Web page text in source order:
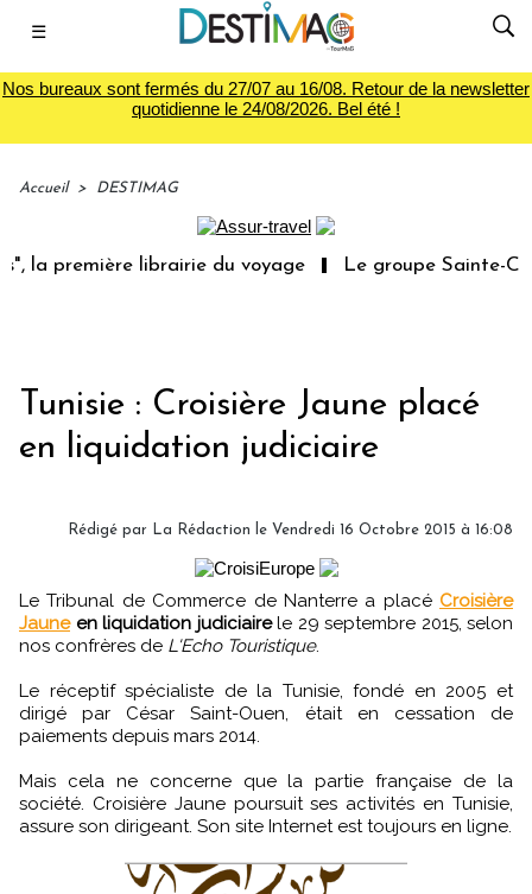
☰
Nos bureaux sont fermés du 27/07 au 16/08. Retour de la newsletter
quotidienne le 24/08/2026. Bel été !
Accueil > DESTIMAG
la première librairie du voyage Le groupe Sainte-
Tunisie : Croisière Jaune placé
en liquidation judiciaire
Rédigé par La Rédaction le Vendredi 16 Octobre 2015 à 16:08
Le Tribunal de Commerce de Nanterre a placé Croisière
Jaune en liquidation judiciairele 29 septembre 2015, selon
nos confrères de L'Echo Touristique.
Le réceptif spécialiste de la Tunisie, fondé en 2005 et
dirigé par César Saint-Ouen, était en cessation de
paiements depuis mars 2014.
Mais cela ne concerne que la partie française de la
société. Croisière Jaune poursuit ses activités en Tunisie,
assure son dirigeant. Son site Internet est toujours en ligne.